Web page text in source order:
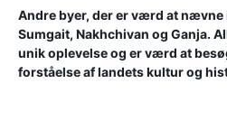
Andre byer, der er værd at
Sumgait, Nakhchivan og Ganja.
unik oplevelse og er værd at
forståelse af landets kultur og